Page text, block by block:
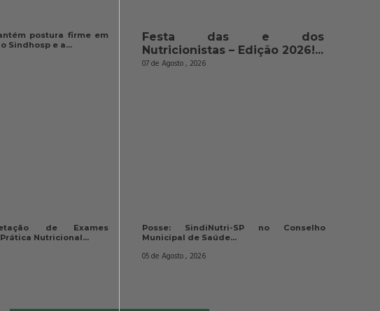
postura firme em
Sindhosp e a...
Festa das e dos
Nutricionistas – Edição 2026!...
07 de Agosto , 2026
de Exames
Nutricional...
Posse: SindiNutri-SP no Conselho
Municipal de Saúde...
05 de Agosto , 2026